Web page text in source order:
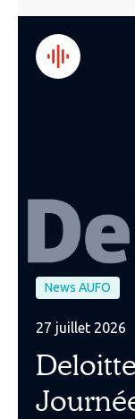
News AUFO
27 juillet 2026